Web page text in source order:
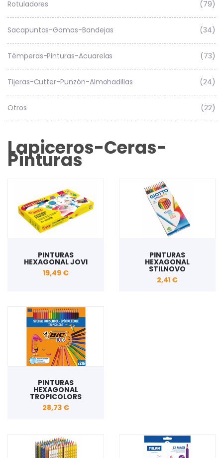
Rotuladores (79)
Sacapuntas-Gomas-Bandejas (34)
Témperas-Pinturas-Acuarelas (73)
Tijeras-Cutter-Punzón-Almohadillas (24)
Otros (22)
Lapiceros-Ceras-
Pinturas
PINTURAS
HEXAGONAL JOVI
19,49 €
PINTURAS
HEXAGONAL
STILNOVO
2,41 €
PINTURAS
HEXAGONAL
TROPICOLORS
28,73 €